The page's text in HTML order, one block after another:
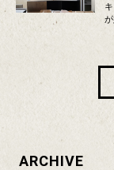
ARCHIVE